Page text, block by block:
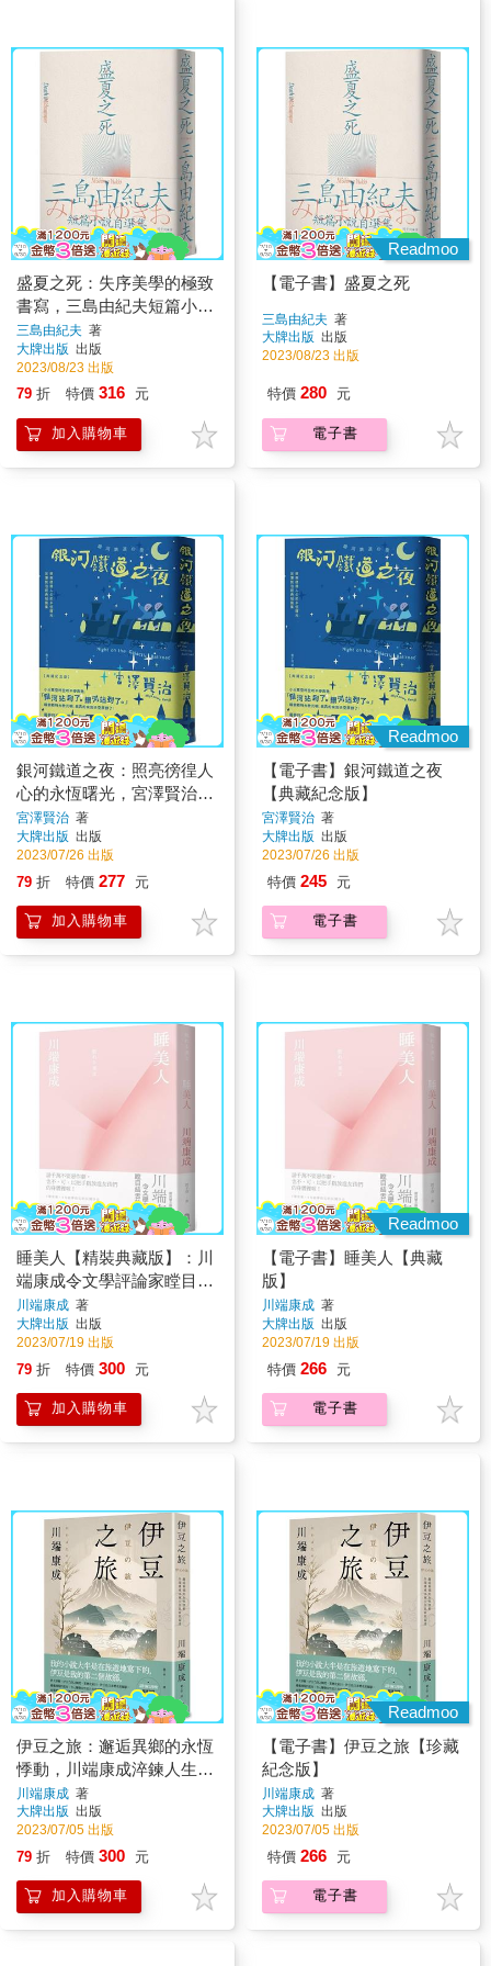
盛夏之死：失序美學的極致
書寫，三島由紀夫短篇小說
自選集
三島由紀夫 著
大牌出版 出版
2023/08/23 出版
79 折 特價 316 元
加入購物車
Readmoo
【電子書】盛夏之死
三島由紀夫 著
大牌出版 出版
2023/08/23 出版
特價 280 元
電子書
銀河鐵道之夜：照亮徬徨人
心的永恆曙光，宮澤賢治經
典短篇集【典藏紀念版】
宮澤賢治 著
大牌出版 出版
2023/07/26 出版
79 折 特價 277 元
加入購物車
Readmoo
【電子書】銀河鐵道之夜
【典藏紀念版】
宮澤賢治 著
大牌出版 出版
2023/07/26 出版
特價 245 元
電子書
睡美人【精裝典藏版】：川
端康成令文學評論家瞠目結
舌的魔性名作
川端康成 著
大牌出版 出版
2023/07/19 出版
79 折 特價 300 元
加入購物車
Readmoo
【電子書】睡美人【典藏
版】
川端康成 著
大牌出版 出版
2023/07/19 出版
特價 266 元
電子書
伊豆之旅：邂逅異鄉的永恆
悸動，川端康成淬鍊人生孤
寂短篇選【珍藏紀念版】
川端康成 著
大牌出版 出版
2023/07/05 出版
79 折 特價 300 元
加入購物車
Readmoo
【電子書】伊豆之旅【珍藏
紀念版】
川端康成 著
大牌出版 出版
2023/07/05 出版
特價 266 元
電子書